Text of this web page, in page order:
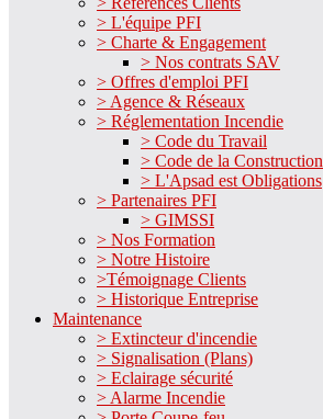
> L'équipe PFI
> Charte & Engagement
> Nos contrats SAV
> Offres d'emploi PFI
> Agence & Réseaux
> Réglementation Incendie
> Code du Travail
> Code de la Construction
> L'Apsad est Obligations
> Partenaires PFI
> GIMSSI
> Nos Formation
> Notre Histoire
>Témoignage Clients
> Historique Entreprise
Maintenance
> Extincteur d'incendie
> Signalisation (Plans)
> Eclairage sécurité
> Alarme Incendie